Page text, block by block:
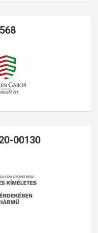
00130